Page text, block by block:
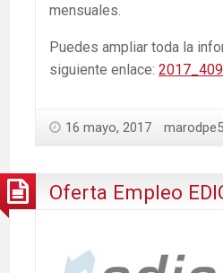
mensuales.
Puedes ampliar toda la
siguiente enlace:
16 mayo, 2017 marodpe5
Oferta Empleo